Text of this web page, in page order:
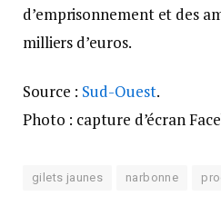
d’emprisonnement et des
milliers d’euros.
Source : Sud-Ouest.
Photo : capture d’écran
gilets jaunes narbonne